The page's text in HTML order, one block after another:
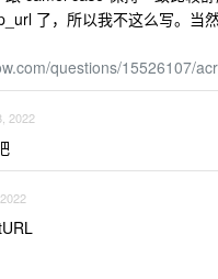
了，所以我不这么写。当
questions/15526107/
2022